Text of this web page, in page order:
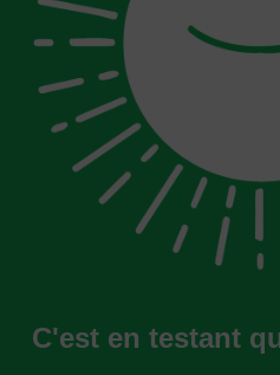
C'est en testant